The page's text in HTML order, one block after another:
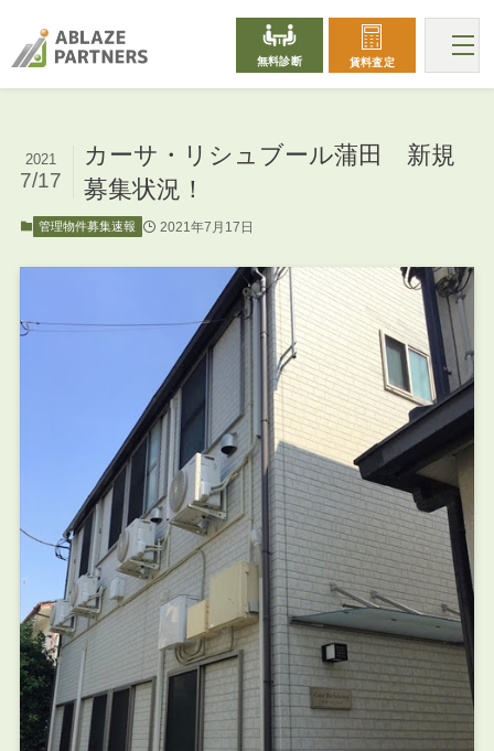
無料診断 賃料査定
カーサ・リシュブール蒲田 新規
募集状況！
2021
7/17
管理物件募集速報 2021年7月17日